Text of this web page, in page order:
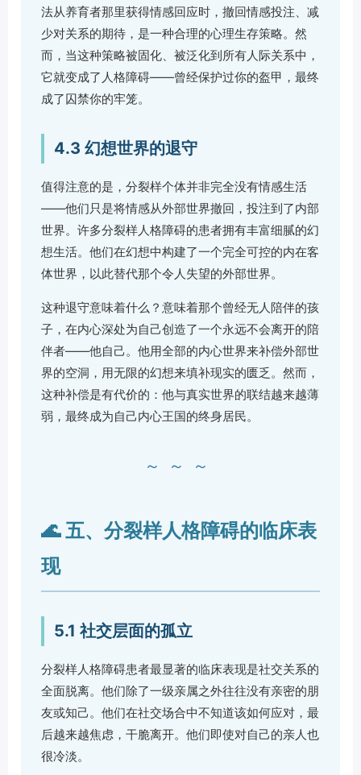
法从养育者那里获得情感回应时，撤回情感投注、减
少对关系的期待，是一种合理的心理生存策略。然
而，当这种策略被固化、被泛化到所有人际关系中，
它就变成了人格障碍——曾经保护过你的盔甲，最终
成了囚禁你的牢笼。
4.3 幻想世界的退守
值得注意的是，分裂样个体并非完全没有情感生活
——他们只是将情感从外部世界撤回，投注到了内部
世界。许多分裂样人格障碍的患者拥有丰富细腻的幻
想生活。他们在幻想中构建了一个完全可控的内在客
体世界，以此替代那个令人失望的外部世界。
这种退守意味着什么？意味着那个曾经无人陪伴的孩
子，在内心深处为自己创造了一个永远不会离开的陪
伴者——他自己。他用全部的内心世界来补偿外部世
界的空洞，用无限的幻想来填补现实的匮乏。然而，
这种补偿是有代价的：他与真实世界的联结越来越薄
弱，最终成为自己内心王国的终身居民。
～～～
🌊 五、分裂样人格障碍的临床表
现
5.1 社交层面的孤立
分裂样人格障碍患者最显著的临床表现是社交关系的
全面脱离。他们除了一级亲属之外往往没有亲密的朋
友或知己。他们在社交场合中不知道该如何应对，最
后越来越焦虑，干脆离开。他们即使对自己的亲人也
很冷淡。